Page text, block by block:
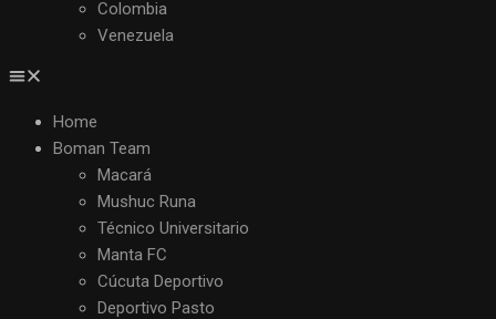
Colombia
Venezuela
Home
Boman Team
Macará
Mushuc Runa
Técnico Universitario
Manta FC
Cúcuta Deportivo
Deportivo Pasto